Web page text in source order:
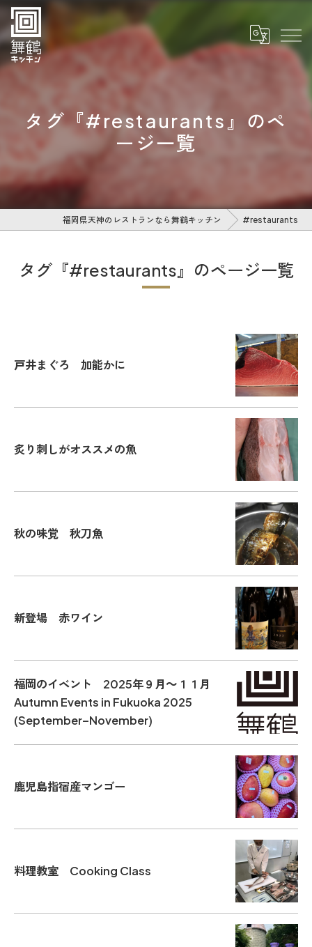
タグ『#restaurants』のペ
ージ一覧
福岡県天神のレストランなら舞鶴キッチン #restaurants
タグ『#restaurants』のページ一覧
戸井まぐろ 加能かに
炙り刺しがオススメの魚
秋の味覚 秋刀魚
新登場 赤ワイン
福岡のイベント 2025年９月～１１月
Autumn Events in Fukuoka 2025
(September–November)
鹿児島指宿産マンゴー
料理教室 Cooking Class